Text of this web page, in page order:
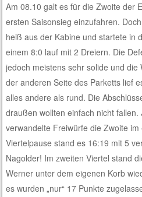
Am 08.10 galt es für die Zwoite der
ersten Saisonsieg einzufahren.
heiß aus der Kabine und startete in
einem 8:0 lauf mit 2 Dreiern. Die
jedoch meistens sehr solide und
der anderen Seite des Parketts lief
alles andere als rund. Die
draußen wollten einfach nicht
verwandelte Freiwürfe die Zwoite
Viertelpause stand es 16:19 mit 5
Nagolder! Im zweiten Viertel stand
Werner unter dem eigenen Korb
es wurden „nur“ 17 Punkte